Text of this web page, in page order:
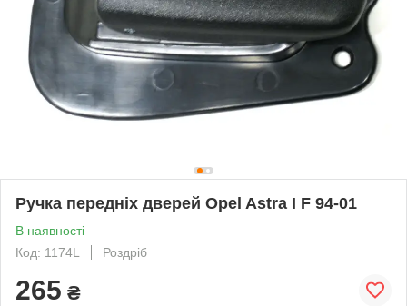
Ручка передніх дверей Opel Astra I F 94-01
В наявності
Код: 1174L
Роздріб
265 ₴